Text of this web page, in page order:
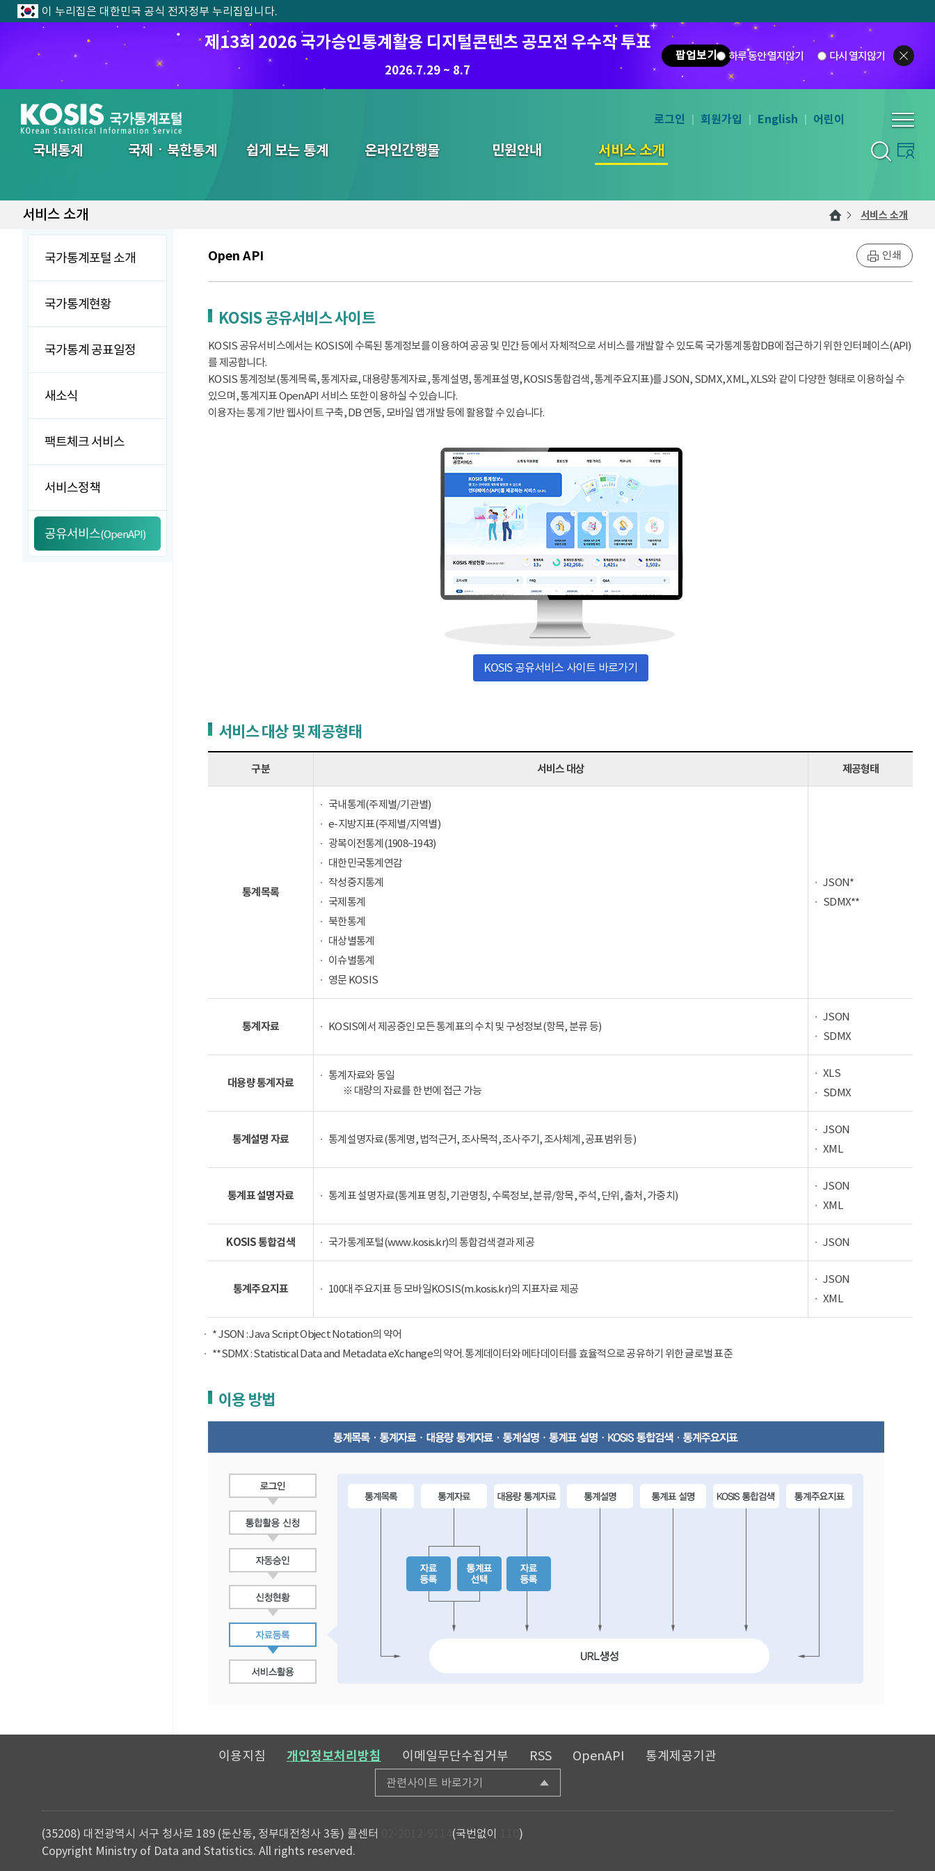
이 누리집은 대한민국 공식 전자정부 누리집입니다.
제13회 2026 국가승인통계활용 디지털콘텐츠 공모전 우수작 투표
2026.7.29 ~ 8.7
팝업보기 하루 동안 열지않기 다시 열지않기
국내통계 국제ㆍ북한통계 쉽게 보는 통계 온라인간행물 민원안내 서비스 소개
통합검색
로그인 회원가입 English 어린이
서비스 소개 서비스 소개
국가통계포털 소개
국가통계현황
국가통계 공표일정
새소식
팩트체크 서비스
서비스정책
공유서비스(OpenAPI)
Open API 인쇄
KOSIS 공유서비스 사이트
KOSIS 공유서비스에서는 KOSIS에 수록된 통계정보를 이용하여 공공 및 민간 등에서 자체적으로 서비스를 개발할 수 있도록 국가통계통합DB에 접근하기 위한 인터페이스(API)
를 제공합니다.
KOSIS 통계정보(통계목록, 통계자료, 대용량통계자료, 통계설명, 통계표설명, KOSIS통합검색, 통계주요지표)를 JSON, SDMX, XML, XLS와 같이 다양한 형태로 이용하실 수
있으며, 통계지표 OpenAPI 서비스 또한 이용하실 수 있습니다.
이용자는 통계 기반 웹사이트 구축, DB 연동, 모바일 앱 개발 등에 활용할 수 있습니다.
KOSIS 공유서비스 사이트 바로가기
서비스 대상 및 제공형태
구분 서비스 대상 제공형태
통계목록
국내통계(주제별/기관별)
e-지방지표(주제별/지역별)
광복이전통계(1908~1943)
대한민국통계연감
작성중지통계
국제통계
북한통계
대상별통계
이슈별통계
영문 KOSIS
JSON*
SDMX**
통계자료 KOSIS에서 제공중인 모든 통계표의 수치 및 구성정보(항목, 분류 등)
JSON
SDMX
대용량 통계자료
통계자료와 동일
※ 대량의 자료를 한 번에 접근 가능
XLS
SDMX
통계설명 자료 통계설명자료(통계명, 법적근거, 조사목적, 조사주기, 조사체계, 공표범위 등)
JSON
XML
통계표 설명자료 통계표 설명자료(통계표 명칭, 기관명칭, 수록정보, 분류/항목, 주석, 단위, 출처, 가중치)
JSON
XML
KOSIS 통합검색 국가통계포털(www.kosis.kr)의 통합검색결과 제공 JSON
통계주요지표 100대 주요지표 등 모바일KOSIS(m.kosis.kr)의 지표자료 제공
JSON
XML
* JSON : Java Script Object Notation의 약어
**SDMX : Statistical Data and Metadata eXchange의 약어. 통계데이터와 메타데이터를 효율적으로 공유하기 위한 글로벌 표준
이용 방법
이용지침 개인정보처리방침 이메일무단수집거부 RSS OpenAPI 통계제공기관
관련사이트 바로가기
(35208) 대전광역시 서구 청사로 189 (둔산동, 정부대전청사 3동) 콜센터 (국번없이
)
Copyright Ministry of Data and Statistics. All rights reserved.